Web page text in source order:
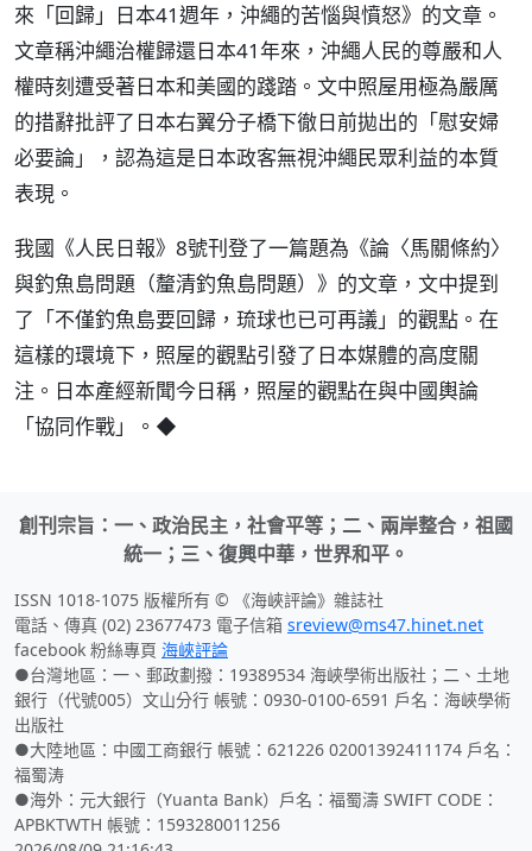
來「回歸」日本41週年，沖繩的苦惱與憤怒》的文章。
文章稱沖繩治權歸還日本41年來，沖繩人民的尊嚴和人
權時刻遭受著日本和美國的踐踏。文中照屋用極為嚴厲
的措辭批評了日本右翼分子橋下徹日前拋出的「慰安婦
必要論」，認為這是日本政客無視沖繩民眾利益的本質
表現。
我國《人民日報》8號刊登了一篇題為《論〈馬關條約〉
與釣魚島問題（釐清釣魚島問題）》的文章，文中提到
了「不僅釣魚島要回歸，琉球也已可再議」的觀點。在
這樣的環境下，照屋的觀點引發了日本媒體的高度關
注。日本產經新聞今日稱，照屋的觀點在與中國輿論
「協同作戰」。◆
創刊宗旨：一、政治民主，社會平等；二、兩岸整合，祖國
統一；三、復興中華，世界和平。
ISSN 1018-1075 版權所有 © 《海峽評論》雜誌社
電話、傳真 (02) 23677473 電子信箱 sreview@ms47.hinet.net
facebook 粉絲專頁 海峽評論
●台灣地區：一、郵政劃撥：19389534 海峽學術出版社；二、土地
銀行（代號005）文山分行 帳號：0930-0100-6591 戶名：海峽學術
出版社
●大陸地區：中國工商銀行 帳號：621226 02001392411174 戶名：
福蜀涛
●海外：元大銀行（Yuanta Bank）戶名：福蜀濤 SWIFT CODE：
APBKTWTH 帳號：1593280011256